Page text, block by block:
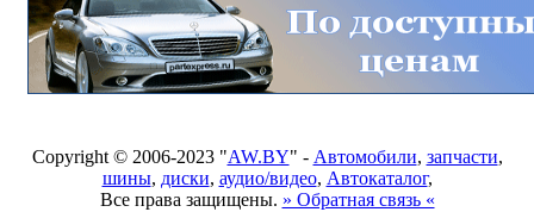
Copyright © 2006-2023 "AW.BY" - Автомобили, запчасти,
шины, диски, аудио/видео, Автокаталог,
Все права защищены. » Обратная связь «